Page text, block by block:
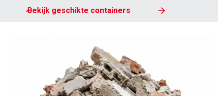
Offerte
Particulieren
Werken bij
Bekijk geschikte containers